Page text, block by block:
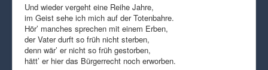
Und wieder vergeht eine Reihe Jahre,
im Geist sehe ich mich auf der Totenbahre.
Hör’ manches sprechen mit einem Erben,
der Vater durft so früh nicht sterben,
denn wär’ er nicht so früh gestorben,
hätt’ er hier das Bürgerrecht noch erworben.